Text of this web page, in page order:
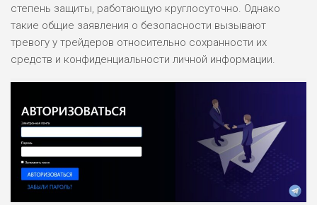
степень защиты, работающую круглосуточно. Однако
такие общие заявления о безопасности вызывают
тревогу у трейдеров относительно сохранности их
средств и конфиденциальности личной информации.